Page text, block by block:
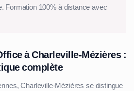
Formation 100% à distance avec
à Charleville-Mézières :
complète
Charleville-Mézières se distingue